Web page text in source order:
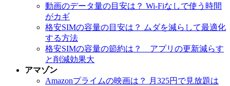
動画のデータ量の目安は？ Wi-Fiなしで使う時間
がカギ
格安SIMの容量の目安は？ ムダを減らして最適化
する方法
格安SIMの容量の節約は？ アプリの更新減らす
と削減効果大
アマゾン
Amazonプライムの映画は？ 月325円で見放題は